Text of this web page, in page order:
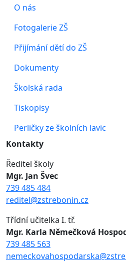
O nás
Fotogalerie ZŠ
Přijímání dětí do ZŠ
Dokumenty
Školská rada
Tiskopisy
Perličky ze školních lavic
Kontakty
Ředitel školy
Mgr. Jan Švec
739 485 484
reditel@zstrebonin.cz
Třídní učitelka I. tř.
Mgr. Karla Němečková
739 485 563